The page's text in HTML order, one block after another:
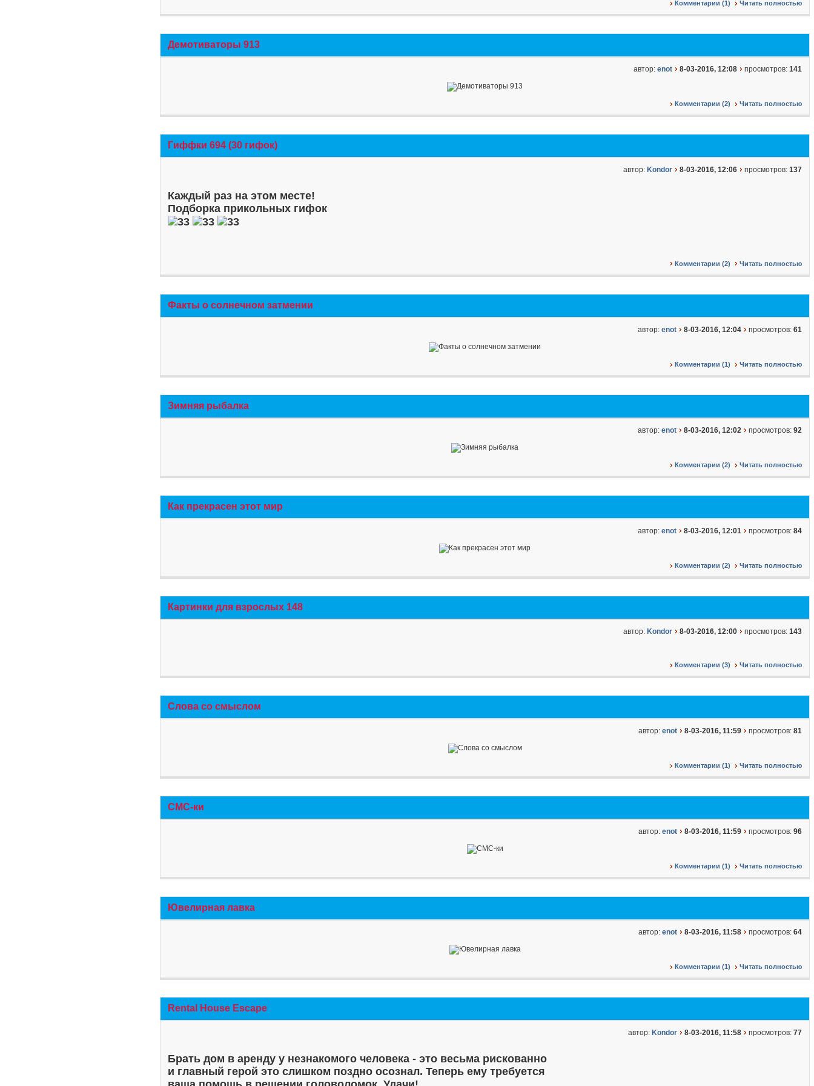
Комментарии (1) Читать полностью
Демотиваторы 913
автор: enot 8-03-2016, 12:08 просмотров: 141
Комментарии (2) Читать полностью
Гиффки 694 (30 гифок)
автор: Kondor 8-03-2016, 12:06 просмотров: 137
Каждый раз на этом месте!
Подборка прикольных гифок
Комментарии (2) Читать полностью
Факты о солнечном затмении
автор: enot 8-03-2016, 12:04 просмотров: 61
Комментарии (1) Читать полностью
Зимняя рыбалка
автор: enot 8-03-2016, 12:02 просмотров: 92
Комментарии (2) Читать полностью
Как прекрасен этот мир
автор: enot 8-03-2016, 12:01 просмотров: 84
Комментарии (2) Читать полностью
Картинки для взрослых 148
автор: Kondor 8-03-2016, 12:00 просмотров: 143
Комментарии (3) Читать полностью
Слова со смыслом
автор: enot 8-03-2016, 11:59 просмотров: 81
Комментарии (1) Читать полностью
СМС-ки
автор: enot 8-03-2016, 11:59 просмотров: 96
Комментарии (1) Читать полностью
Ювелирная лавка
автор: enot 8-03-2016, 11:58 просмотров: 64
Комментарии (1) Читать полностью
Rental House Escape
автор: Kondor 8-03-2016, 11:58 просмотров: 77
Брать дом в аренду у незнакомого человека - это весьма рискованно
и главный герой это слишком поздно осознал. Теперь ему требуется